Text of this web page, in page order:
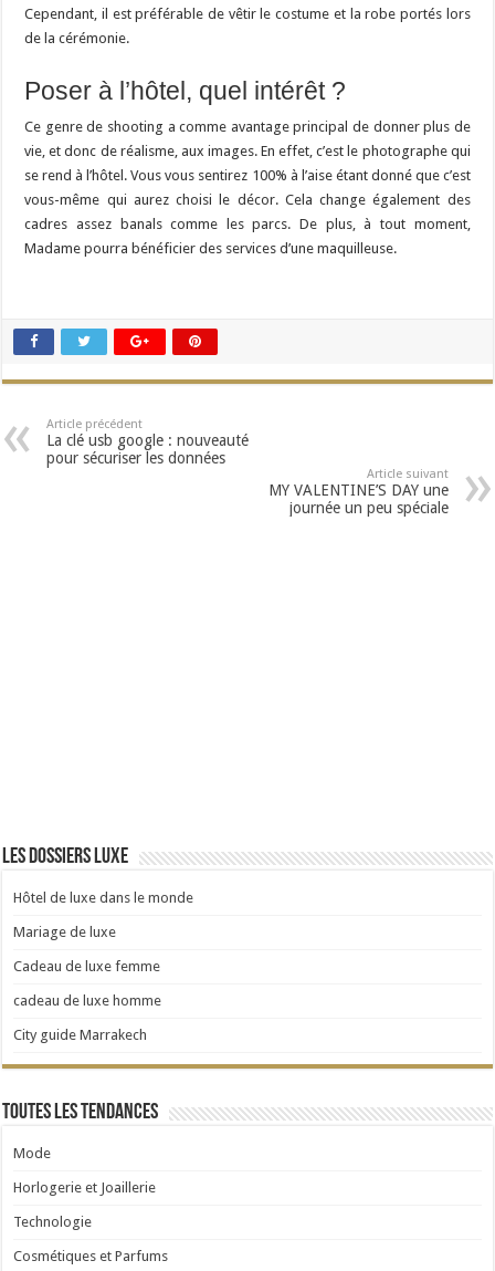
Cependant, il est préférable de vêtir le costume et la robe portés lors
de la cérémonie.
Poser à l’hôtel, quel intérêt ?
Ce genre de shooting a comme avantage principal de donner plus de
vie, et donc de réalisme, aux images. En effet, c’est le photographe qui
se rend à l’hôtel. Vous vous sentirez 100% à l’aise étant donné que c’est
vous-même qui aurez choisi le décor. Cela change également des
cadres assez banals comme les parcs. De plus, à tout moment,
Madame pourra bénéficier des services d’une maquilleuse.
Article précédent
La clé usb google : nouveauté
pour sécuriser les données
Article suivant
MY VALENTINE’S DAY une
journée un peu spéciale
Les dossiers luxe
Hôtel de luxe dans le monde
Mariage de luxe
Cadeau de luxe femme
cadeau de luxe homme
City guide Marrakech
Toutes les tendances
Mode
Horlogerie et Joaillerie
Technologie
Cosmétiques et Parfums